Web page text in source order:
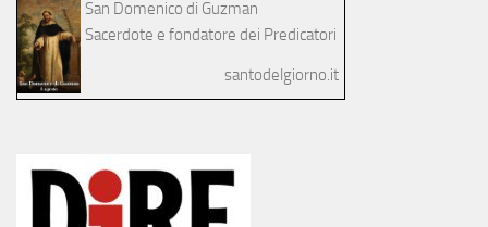
San Domenico di Guzman
Sacerdote e fondatore dei Predicatori
santodelgiorno.it